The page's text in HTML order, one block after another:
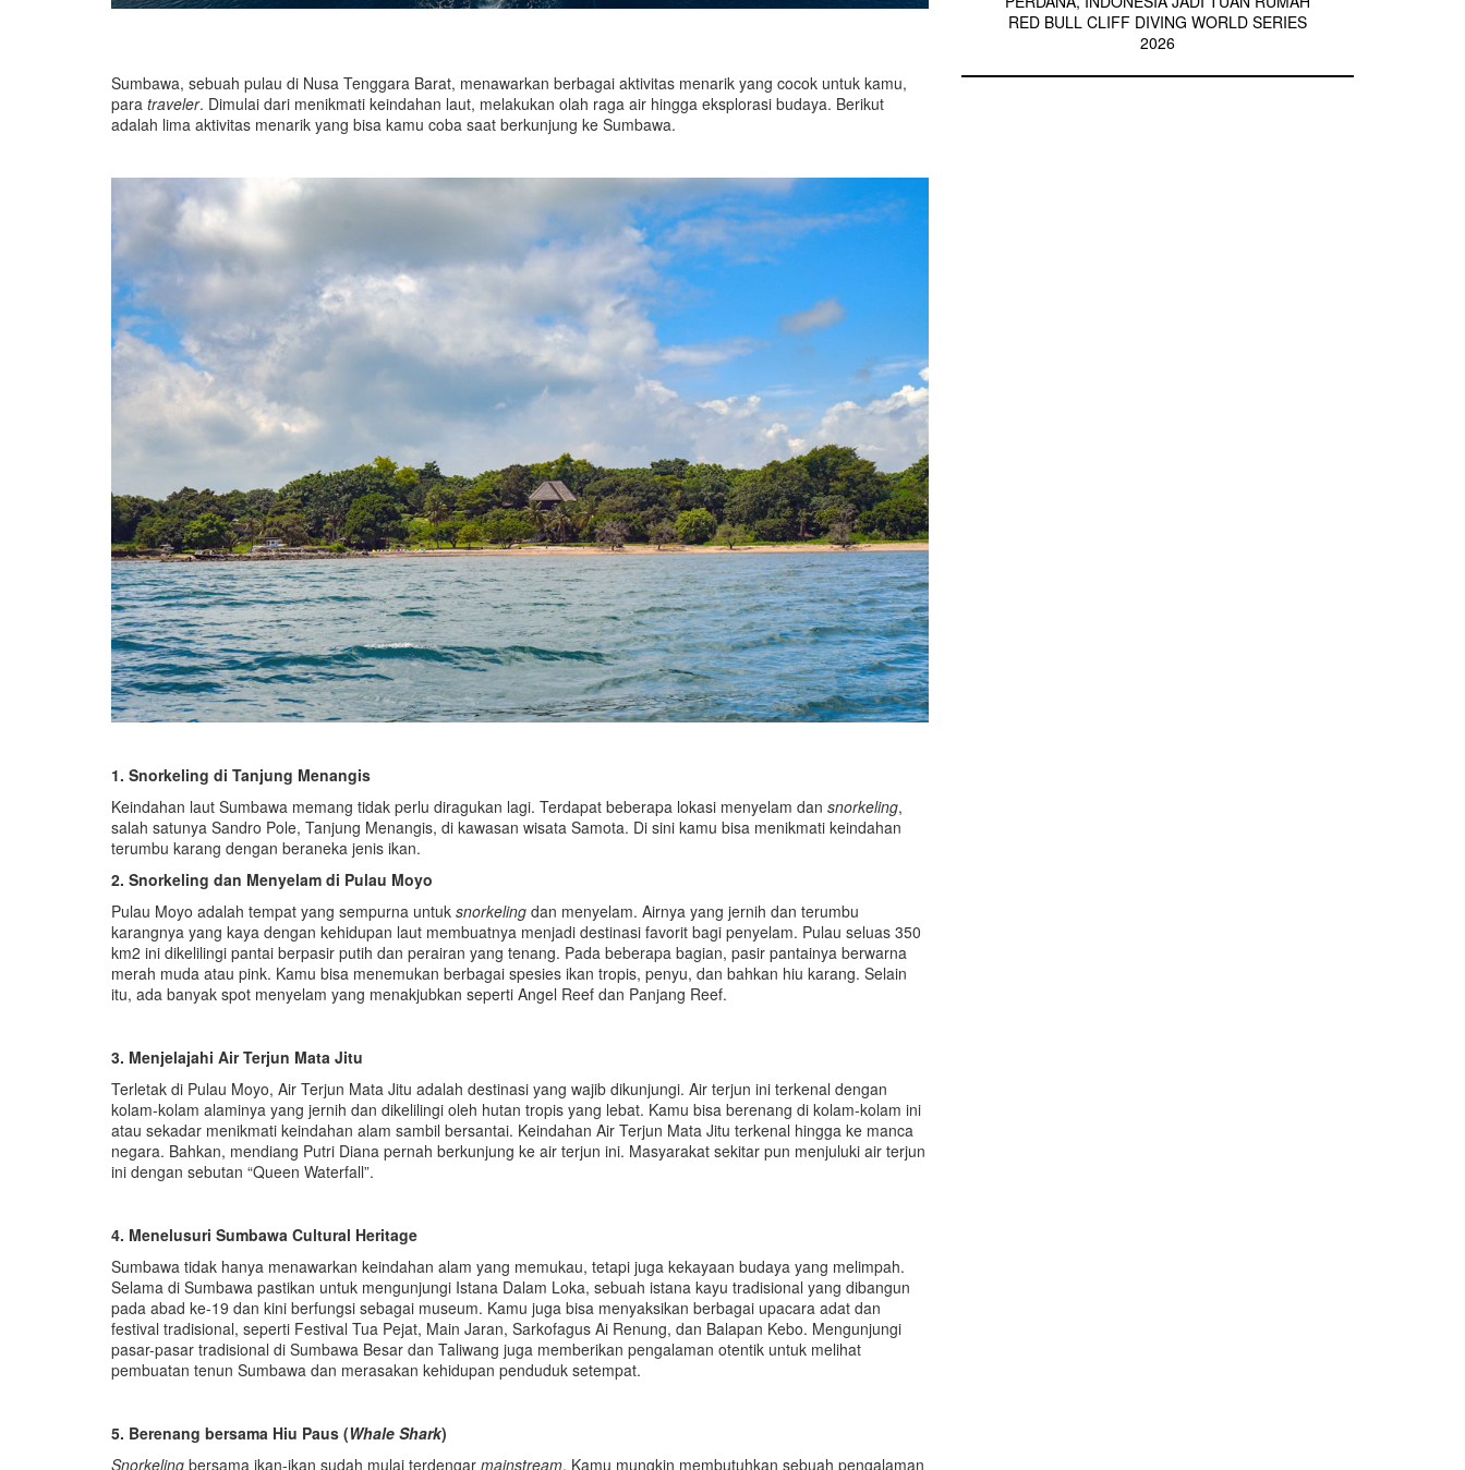
Sumbawa, sebuah pulau di Nusa Tenggara Barat, menawarkan berbagai aktivitas menarik yang cocok untuk kamu,
para traveler. Dimulai dari menikmati keindahan laut, melakukan olah raga air hingga eksplorasi budaya. Berikut
adalah lima aktivitas menarik yang bisa kamu coba saat berkunjung ke Sumbawa.
1. Snorkeling di Tanjung Menangis
Keindahan laut Sumbawa memang tidak perlu diragukan lagi. Terdapat beberapa lokasi menyelam dan snorkeling,
salah satunya Sandro Pole, Tanjung Menangis, di kawasan wisata Samota. Di sini kamu bisa menikmati keindahan
terumbu karang dengan beraneka jenis ikan.
2. Snorkeling dan Menyelam di Pulau Moyo
Pulau Moyo adalah tempat yang sempurna untuk snorkeling dan menyelam. Airnya yang jernih dan terumbu
karangnya yang kaya dengan kehidupan laut membuatnya menjadi destinasi favorit bagi penyelam. Pulau seluas 350
km2 ini dikelilingi pantai berpasir putih dan perairan yang tenang. Pada beberapa bagian, pasir pantainya berwarna
merah muda atau pink. Kamu bisa menemukan berbagai spesies ikan tropis, penyu, dan bahkan hiu karang. Selain
itu, ada banyak spot menyelam yang menakjubkan seperti Angel Reef dan Panjang Reef.
3. Menjelajahi Air Terjun Mata Jitu
Terletak di Pulau Moyo, Air Terjun Mata Jitu adalah destinasi yang wajib dikunjungi. Air terjun ini terkenal dengan
kolam-kolam alaminya yang jernih dan dikelilingi oleh hutan tropis yang lebat. Kamu bisa berenang di kolam-kolam ini
atau sekadar menikmati keindahan alam sambil bersantai. Keindahan Air Terjun Mata Jitu terkenal hingga ke manca
negara. Bahkan, mendiang Putri Diana pernah berkunjung ke air terjun ini. Masyarakat sekitar pun menjuluki air terjun
ini dengan sebutan “Queen Waterfall”.
4. Menelusuri Sumbawa Cultural Heritage
Sumbawa tidak hanya menawarkan keindahan alam yang memukau, tetapi juga kekayaan budaya yang melimpah.
Selama di Sumbawa pastikan untuk mengunjungi Istana Dalam Loka, sebuah istana kayu tradisional yang dibangun
pada abad ke-19 dan kini berfungsi sebagai museum. Kamu juga bisa menyaksikan berbagai upacara adat dan
festival tradisional, seperti Festival Tua Pejat, Main Jaran, Sarkofagus Ai Renung, dan Balapan Kebo. Mengunjungi
pasar-pasar tradisional di Sumbawa Besar dan Taliwang juga memberikan pengalaman otentik untuk melihat
pembuatan tenun Sumbawa dan merasakan kehidupan penduduk setempat.
5. Berenang bersama Hiu Paus (Whale Shark)
Snorkeling bersama ikan-ikan sudah mulai terdengar mainstream. Kamu mungkin membutuhkan sebuah pengalaman
RED BULL CLIFF DIVING WORLD SERIES
2026